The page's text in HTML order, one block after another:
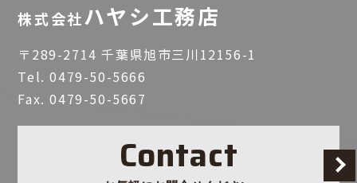
株式会社ハヤシ工務店
〒289-2714 千葉県旭市三川12156-1
Tel.0479-50-5666
Fax. 0479-50-5667
Contact